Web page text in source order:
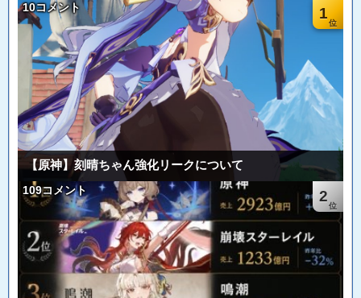
1
10コメント
【原神】刻晴ちゃん強化リークについて
2
109コメント